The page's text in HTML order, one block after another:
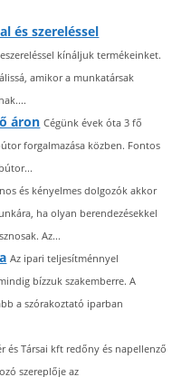
és szereléssel
kínáljuk termékeinket.
amikor a munkatársak
áron Cégünk évek óta 3 fő
forgalmazása közben. Fontos
és kényelmes dolgozók akkor
ha olyan berendezésekkel
Az...
Az ipari teljesítménnyel
bízzuk szakemberre. A
a szórakoztató iparban
és Társai kft redőny és napellenző
szereplője az